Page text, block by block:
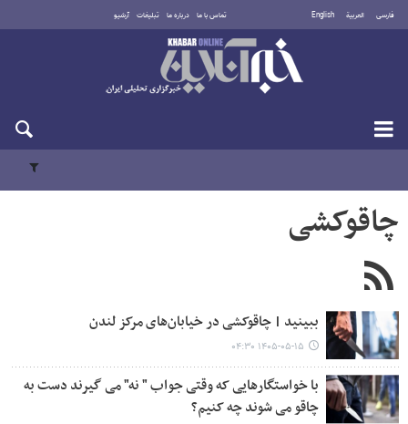
فارسی العربية English تماس با ما درباره ما تبلیغات آرشیو
یکشنبه ۱۸ مرداد ۱۴۰۵
چاقوکشی
ببینید | چاقوکشی در خیابان‌های مرکز لندن
۱۴۰۵-۰۵-۱۵ ۰۴:۳۰
با خواستگارهایی که وقتی جواب " نه" می گیرند دست به
چاقو می شوند چه کنیم؟